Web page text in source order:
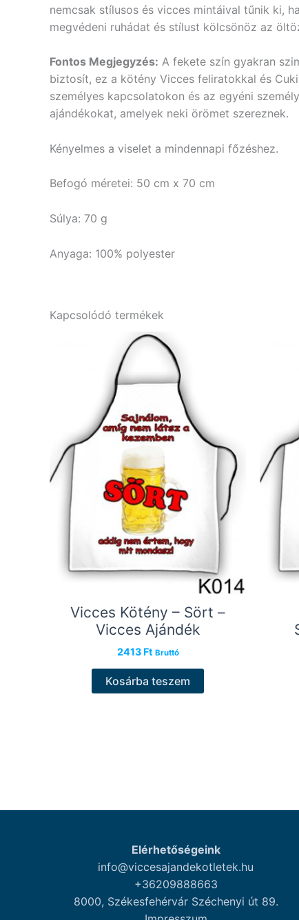
nemcsak stílusos és vicces mintáival tűnik ki,
megvédeni ruhádat és stílust kölcsönöz az
Fontos Megjegyzés: A fekete szín gyakran
biztosít, ez a kötény Vicces feliratokkal és
személyes kapcsolatokon és az egyéni
ajándékokat, amelyek neki örömet szereznek.
Kényelmes a viselet a mindennapi főzéshez.
Befogó méretei: 50 cm x 70 cm
Súlya: 70 g
Anyaga: 100% polyester
Kapcsolódó termékek
Vicces Kötény – Sört –
Vicces Ajándék
2413 Ft Bruttó
Kosárba teszem
Elérhetőségeink
info@viccesajandekotletek.hu
+36209888663
8000, Székesfehérvár Széchenyi út 89.